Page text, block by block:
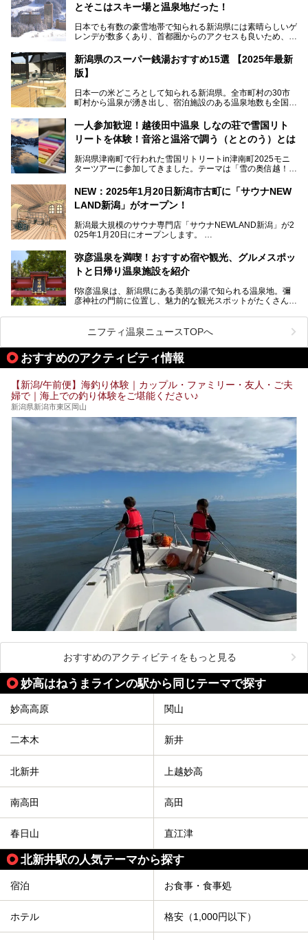
とそこはスキー場と温泉地だった！
日本でも有数の豪雪地帯で知られる新潟県には素晴らしいゲ
レンデが数多くあり、首都圏からのアクセスも良いため、関
た全域にわたって月岡、赤倉、松之山、燕、妙高、岩室など
など、古くは文豪にも愛された歴史ある老舗温泉地が多いこ
とで知られています。
めに訪れたい、新潟県内にあるスキー場そばの温泉地をまと
めました。
新潟県のスーパー銭湯おすすめ15選 【2025年最新
版】
日本一の米どころとして知られる新潟県。全市町村の30市
町村から温泉が湧き出し、宿泊施設のある温泉地数も全国有
温泉が利用ができる宿泊施設も多く、スーパー銭湯も多彩な
サービスを提供する施設がいろいろ。
観光やレジャーに温泉を組み合わせれば、旅はさらに充実し
します。
一人参加歓迎！越後田中温泉 しなの荘で雪国リト
リートを体験！音浴と温浴で調う（ととのう）とは
新潟県津南町で行われた雪国リトリートin津南町2025モニ
ターツアーに参加してきました。テーマは「雪の奥信越！音
温泉ライターとして「温浴」は頻繁に体験していますが、
「音浴」とは果たしてどんな体験なのでしょう？とても気に
なお、宿泊した温泉は日帰り入浴もできる秘湯「越後田中温
泉 しなの荘」です。こちらについても詳しく紹介します。
提供元：一般社団法人 雪国観光舎【PR】
す。
NEW：2025年1月20日新潟市古町に「サウナNEW
LAND新潟」がオープン！
新潟最大規模のサウナ専門店「サウナNEWLAND新潟」が2
025年1月20日にオープンします。
街に再び笑顔と賑わいを取り戻し、新たなランドマークとし
て地域活性化を目指します。
サウナ室のテーマは「海賊船」‥⁉ ユニークなサウナ室を
弥彦温泉を満喫！おすすめ宿や観光、グルメスポッ
トと日帰り温泉施設を紹介
f弥彦温泉は、新潟県にある美肌の湯で知られる温泉地。彌
彦神社の門前に位置し、魅力的な観光スポットがたくさんあ
この記事では、弥彦温泉の宿泊に最適なおすすめ宿や、日帰
り施設、グルメスポット、弥彦の自然を堪能できる観光スポ
ットをご紹介します。初めての弥彦温泉旅行を計画している
方に向けて、弥彦温泉の魅力を存分にお伝えしますので、ぜ
ひ参考にしてみてくださいね！
ニフティ温泉ニュースTOPへ
おすすめのアクティビティ情報
【新潟/午前便】海釣り体験｜カップル・ファミリー・友人・ご夫
婦で｜海上での釣り体験をご堪能ください♪
新潟県新潟市東区岡山
おすすめのアクティビティをもっと見る
妙高はねうまラインの駅から同じテーマで探す
妙高高原 関山
二本木 新井
北新井 上越妙高
南高田 高田
春日山 直江津
北新井駅の人気テーマから探す
宿泊 お食事・食事処
ホテル 格安（1,000円以下）